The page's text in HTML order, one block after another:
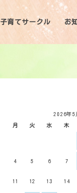
子育てサークル お
2026年5
月 火 水 木
4 5 6 7
11 12 13 14